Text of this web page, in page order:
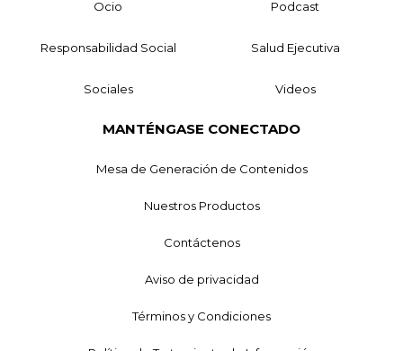
Ocio Podcast
Responsabilidad Social Salud Ejecutiva
Sociales Videos
MANTÉNGASE CONECTADO
Mesa de Generación de Contenidos
Nuestros Productos
Contáctenos
Aviso de privacidad
Términos y Condiciones